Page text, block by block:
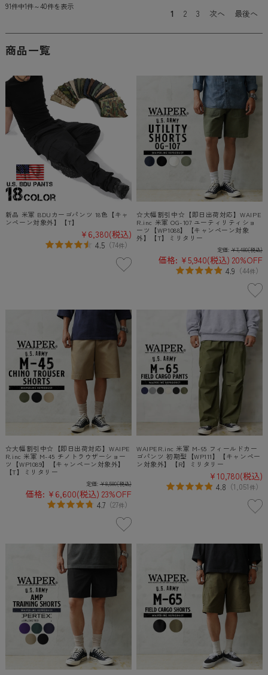
91件中1件～40件を表示
1 2 3 次へ 最後へ
商品一覧
新品 米軍 BDUカーゴパンツ 18色【キャ
ンペーン対象外】【T】
¥6,380(税込)
4.5（74件）
☆大幅割引中☆【即日出荷対応】WAIPE
R.inc 米軍 OG-107 ユーティリティショ
ーツ【WP1088】【キャンペーン対象
外】【T】ミリタリー
定価: ¥7,480(税込)
価格: ¥5,940(税込) 20%OFF
4.9 （44件）
☆大幅割引中☆【即日出荷対応】WAIPE
R.inc 米軍 M-45 チノトラウザーショー
ツ【WP1089】【キャンペーン対象外】
【T】ミリタリー
定価: ¥8,580(税込)
価格: ¥6,600(税込) 23%OFF
4.7（27件）
WAIPER.inc 米軍 M-65 フィールドカー
ゴパンツ 初期型【WP111】【キャンペー
ン対象外】【R】ミリタリー
¥10,780(税込)
4.8 （1,051件）